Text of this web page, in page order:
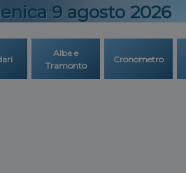
9 agosto 2026
Alba e
Tramonto
Cronometro